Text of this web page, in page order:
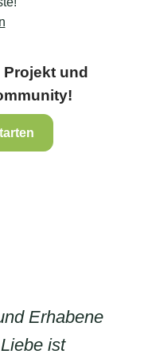
und
Erhabene
ist